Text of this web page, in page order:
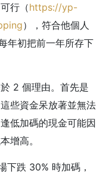
行（https://yp-
），符合他個人
年初把前一年所存下
2 個理由。首先是
些資金呆放著並無法
低加碼的現金可能因
增高。
下跌 30% 時加碼，